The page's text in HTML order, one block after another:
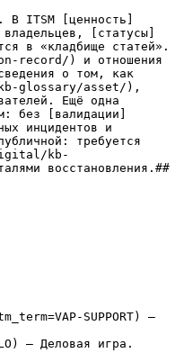
ITSM [ценность]
[статусы]
в «кладбище статей».
record/) и отношения
о том, как
kb-glossary/asset/),
Ещё одна
без [валидации]
инцидентов и
требуется
kb-
восстановления.##
SUPPORT) —
— Деловая игра.